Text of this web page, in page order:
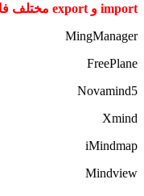
import و export مختلف فایل ها
MingManager
FreePlane
Novamind5
Xmind
iMindmap
Mindview